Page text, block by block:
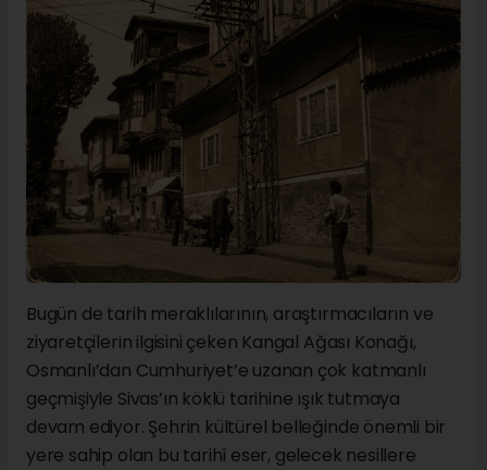
Bugün de tarih meraklılarının, araştırmacıların ve
ziyaretçilerin ilgisini çeken Kangal Ağası Konağı,
Osmanlı’dan Cumhuriyet’e uzanan çok katmanlı
geçmişiyle Sivas’ın köklü tarihine ışık tutmaya
devam ediyor. Şehrin kültürel belleğinde önemli bir
yere sahip olan bu tarihî eser, gelecek nesillere